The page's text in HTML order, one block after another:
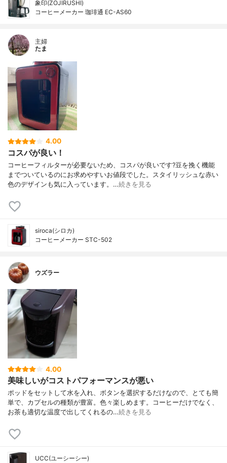
象印(ZOJIRUSHI)
コーヒーメーカー 珈琲通 EC-AS60
主婦
たま
4.00
コスパが良い！
コーヒーフィルターが必要ないため、コスパが良いです?豆を挽く機能
までついているのにお求めやすいお値段でした。スタイリッシュな赤い
色のデザインも気に入っています。…続きを見る
siroca(シロカ)
コーヒーメーカー STC-502
ウズラー
4.00
美味しいがコストパフォーマンスが悪い
ポッドをセットして水を入れ、ボタンを選択するだけなので、とても簡
単で、カプセルの種類が豊富。色々楽しめます。コーヒーだけでなく、
お茶も適切な温度で出してくれるの…続きを見る
UCC(ユーシーシー)